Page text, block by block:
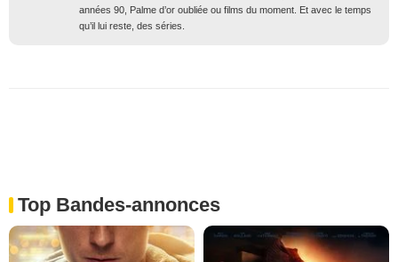
années 90, Palme d’or oubliée ou films du moment. Et avec le temps
qu’il lui reste, des séries.
Top Bandes-annonces